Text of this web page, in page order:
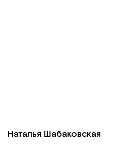
Наталья Шабаковская